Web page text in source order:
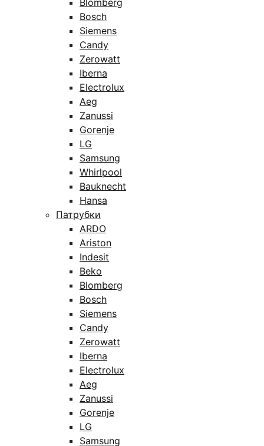
Blomberg
Bosch
Siemens
Candy
Zerowatt
Iberna
Electrolux
Aeg
Zanussi
Gorenje
LG
Samsung
Whirlpool
Bauknecht
Hansa
Патрубки
ARDO
Ariston
Indesit
Beko
Blomberg
Bosch
Siemens
Candy
Zerowatt
Iberna
Electrolux
Aeg
Zanussi
Gorenje
LG
Samsung